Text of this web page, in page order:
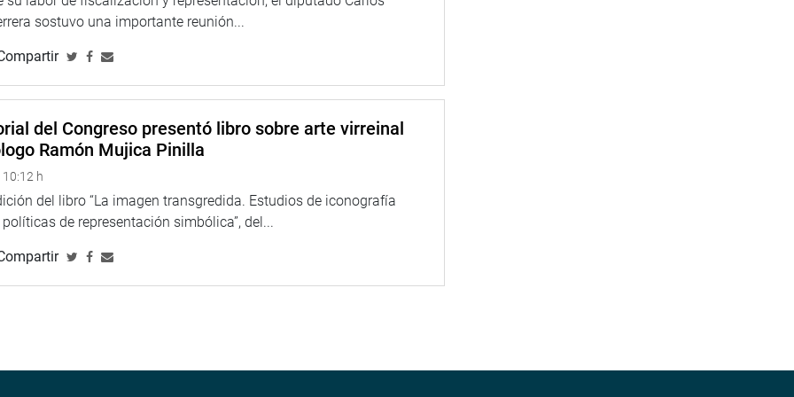
a los usuarios obligados a pagar los derechos de
con intereses cruzados y superpuestos.
efectiva de la actividad de las sociedades de
a las que por naturaleza corresponden al Instituto
de la Propiedad Intelectual (Indecopi), por el contrario,
de sus competencias.
conocer el proyecto de ley mediante sus redes sociales,
a través de la página oficial del Congreso de la
sostuvo una importante reunión...
del Congreso presentó libro sobre arte virreinal
Ramón Mujica Pinilla
h
del libro “La imagen transgredida. Estudios de iconografía
de representación simbólica”, del...